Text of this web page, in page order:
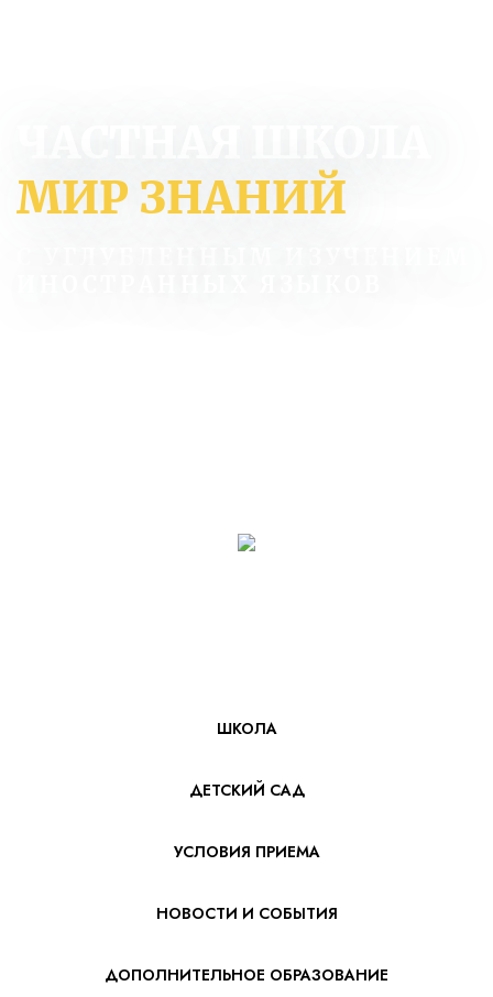
МИР ЗНАНИЙ
ШКОЛА
ДЕТСКИЙ САД
УСЛОВИЯ ПРИЕМА
НОВОСТИ И СОБЫТИЯ
ДОПОЛНИТЕЛЬНОЕ ОБРАЗОВАНИЕ